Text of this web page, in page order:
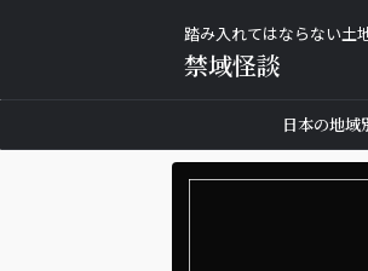
踏み入れてはならない土
禁域怪談
日本の地域